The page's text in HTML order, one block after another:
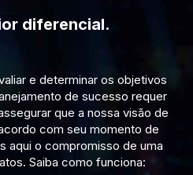
diferencial.
e determinar os objetivos
de sucesso requer
que a nossa visão de
com seu momento de
aqui o compromisso de uma
Saiba como funciona: